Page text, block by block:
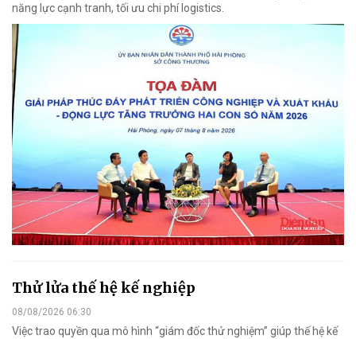
năng lực cạnh tranh, tối ưu chi phí logistics.
Thử lửa thế hệ kế nghiệp
08/08/2026 06:30
Việc trao quyền qua mô hình “giám đốc thử nghiệm” giúp thế hệ kế